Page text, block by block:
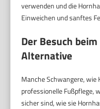
verwenden und die
Einweichen und sanftes
Der Besuch
Alternative
Manche Schwangere,
professionelle Fußpflege,
sicher sind, wie sie